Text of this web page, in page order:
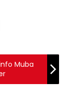
Muba